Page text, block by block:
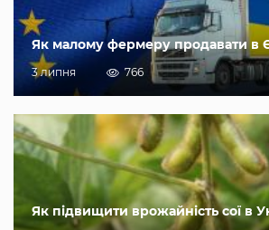
Як малому фермеру продавати в
3 липня 766
Як підвищити врожайність сої в